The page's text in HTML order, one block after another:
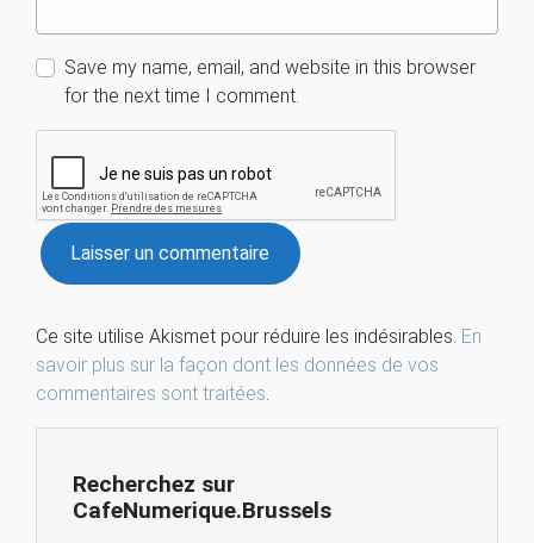
Save my name, email, and website in this browser
for the next time I comment.
Ce site utilise Akismet pour réduire les indésirables. En
savoir plus sur la façon dont les données de vos
commentaires sont traitées.
Recherchez sur
CafeNumerique.Brussels